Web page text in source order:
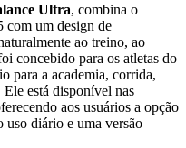
Ultra, combina o
com um design de
ao treino, ao
concebido para os atletas do
para a academia, corrida,
está disponível nas
aos usuários a opção
uso diário e uma versão